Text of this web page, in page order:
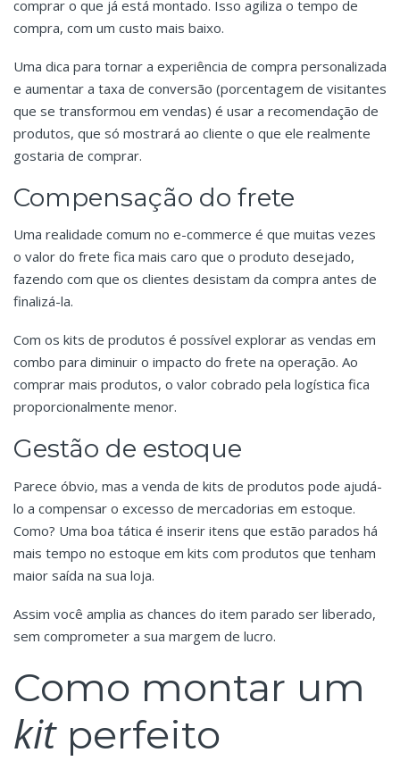
comprar o que já está montado. Isso agiliza o tempo de
compra, com um custo mais baixo.
Uma dica para tornar a experiência de compra personalizada
e aumentar a taxa de conversão (porcentagem de visitantes
que se transformou em vendas) é usar a recomendação de
produtos, que só mostrará ao cliente o que ele realmente
gostaria de comprar.
Compensação do frete
Uma realidade comum no e-commerce é que muitas vezes
o valor do frete fica mais caro que o produto desejado,
fazendo com que os clientes desistam da compra antes de
finalizá-la.
Com os kits de produtos é possível explorar as vendas em
combo para diminuir o impacto do frete na operação. Ao
comprar mais produtos, o valor cobrado pela logística fica
proporcionalmente menor.
Gestão de estoque
Parece óbvio, mas a venda de kits de produtos pode ajudá-
lo a compensar o excesso de mercadorias em estoque.
Como? Uma boa tática é inserir itens que estão parados há
mais tempo no estoque em kits com produtos que tenham
maior saída na sua loja.
Assim você amplia as chances do item parado ser liberado,
sem comprometer a sua margem de lucro.
Como montar um
kitperfeito